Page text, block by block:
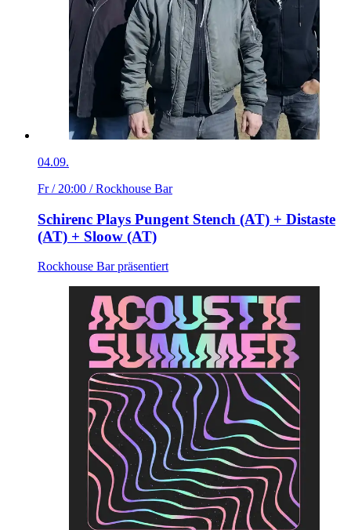
04.09.
Fr / 20:00 / Rockhouse Bar
Schirenc Plays Pungent Stench (AT) + Distaste
(AT) + Sloow (AT)
Rockhouse Bar präsentiert